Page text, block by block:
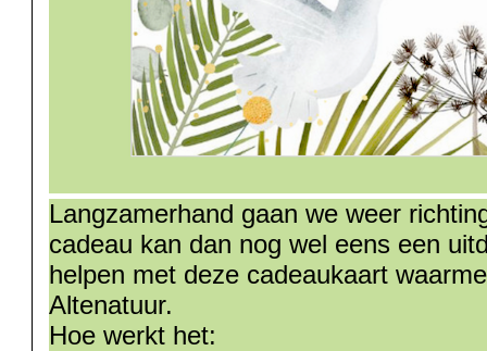
Langzamerhand gaan we weer
cadeau kan dan nog wel eens een
helpen met deze cadeaukaart
Altenatuur.
Hoe werkt het: